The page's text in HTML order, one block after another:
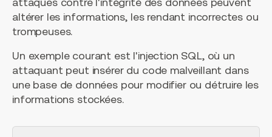
altérer les informations, les rendant incorrectes ou
trompeuses.
Un exemple courant est l'injection SQL, où un
attaquant peut insérer du code malveillant dans
une base de données pour modifier ou détruire les
informations stockées.